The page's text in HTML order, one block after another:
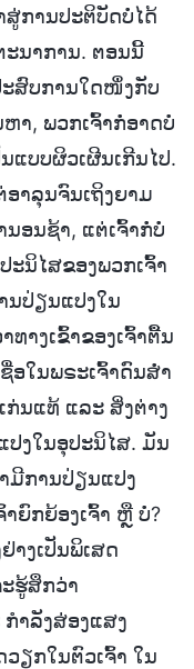
ສູ່ການປະຕິບັດບໍ່ໄດ້
ນາການ. ຕອນນີ້
ະສົບການໃດໜຶ່ງກັບ
າ, ພວກເຈົ້າກໍ່ອາດບໍ່
ແບບຜິວເຜີນເກີນໄປ.
າລຸນຈົນເຖິງຍາມ
ອນຊ້າ, ແຕ່ເຈົ້າກໍ່ບໍ່
ນິໄສຂອງພວກເຈົ້າ
ນປ່ຽນແປງໃນ
າງເຂົ້າຂອງເຈົ້າຕື້ນ
ອໃນພຣະເຈົ້າດົນສໍ່າ
ກ່ນແທ້ ແລະ ສິ່ງຕ່າງ
ປງໃນອຸປະນິໄສ. ມັນ
ມີການປ່ຽນແປງ
ຍົກຍ້ອງເຈົ້າ ຫຼື ບໍ່?
ງເປັນພິເສດ
ຮູ້ສຶກວ່າ
ຳລັງສ່ອງແສງ
ຽກໃນຕົວເຈົ້າ ໃນ